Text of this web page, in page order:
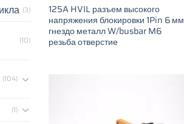
(3)
(10)
(104)
(1)
125A HVIL разъем высокого
напряжения блокировки 1Pin 6 мм
гнездо металл W/busbar M6
резьба отверстие